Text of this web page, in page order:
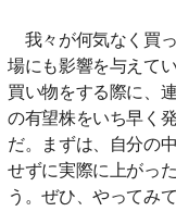
我々が何気なく買
場にも影響を与えて
買い物をする際に、
の有望株をいち早く
だ。まずは、自分の
せずに実際に上がっ
う。ぜひ、やってみて